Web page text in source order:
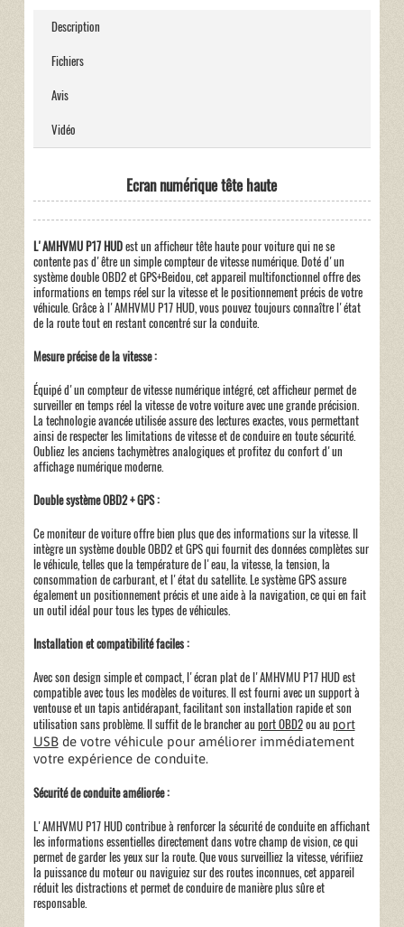
Description
Fichiers
Avis
Vidéo
Ecran numérique tête haute
L'AMHVMU P17 HUDest un afficheur tête haute pour voiture qui ne se
contente pas d'être un simple compteur de vitesse numérique. Doté d'un
système double OBD2 et GPS+Beidou, cet appareil multifonctionnel offre des
informations en temps réel sur la vitesse et le positionnement précis de votre
véhicule. Grâce à l'AMHVMU P17 HUD, vous pouvez toujours connaître l'état
de la route tout en restant concentré sur la conduite.
Mesure précise de la vitesse :
Équipé d'un compteur de vitesse numérique intégré, cet afficheur permet de
surveiller en temps réel la vitesse de votre voiture avec une grande précision.
La technologie avancée utilisée assure des lectures exactes, vous permettant
ainsi de respecter les limitations de vitesse et de conduire en toute sécurité.
Oubliez les anciens tachymètres analogiques et profitez du confort d'un
affichage numérique moderne.
Double système OBD2 + GPS :
Ce moniteur de voiture offre bien plus que des informations sur la vitesse. Il
intègre un système double OBD2 et GPS qui fournit des données complètes sur
le véhicule, telles que la température de l'eau, la vitesse, la tension, la
consommation de carburant, et l'état du satellite. Le système GPS assure
également un positionnement précis et une aide à la navigation, ce qui en fait
un outil idéal pour tous les types de véhicules.
Installation et compatibilité faciles :
Avec son design simple et compact, l'écran plat de l'AMHVMU P17 HUD est
compatible avec tous les modèles de voitures. Il est fourni avec un support à
ventouse et un tapis antidérapant, facilitant son installation rapide et son
utilisation sans problème. Il suffit de le brancher au port OBD2ou au port
USBde votre véhicule pour améliorer immédiatement
votre expérience de conduite.
Sécurité de conduite améliorée :
L'AMHVMU P17 HUD contribue à renforcer la sécurité de conduite en affichant
les informations essentielles directement dans votre champ de vision, ce qui
permet de garder les yeux sur la route. Que vous surveilliez la vitesse, vérifiiez
la puissance du moteur ou naviguiez sur des routes inconnues, cet appareil
réduit les distractions et permet de conduire de manière plus sûre et
responsable.